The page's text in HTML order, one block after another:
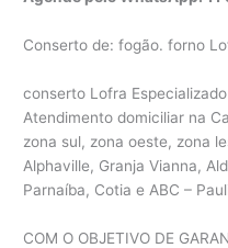
Conserto de: fogão. forno
conserto Lofra Especializado
Atendimento domiciliar na
zona sul, zona oeste, zona
Alphaville, Granja Vianna,
Parnaíba, Cotia e ABC –
COM O OBJETIVO DE